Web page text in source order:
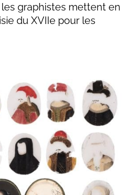
les graphistes mettent en
du XVIIe pour les